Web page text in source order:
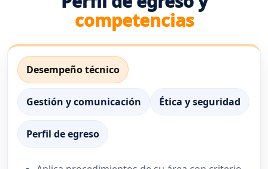
competencias
Desempeño técnico
Gestión y comunicación Ética y seguridad
Perfil de egreso